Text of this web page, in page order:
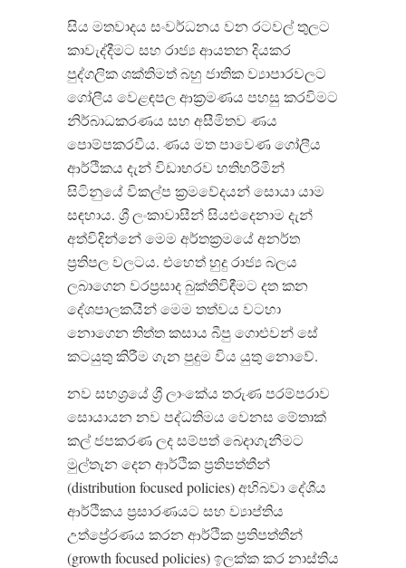
සිය මතවාදය සංවර්ධනය වන රටවල් තුලට
කාවැද්දීමට සහ රාජ්‍ය ආයතන දියකර
‍පුද්ගලික ශක්තිමත් බහු ජාතික ව්‍යාපාරවලට
ගෝලීය වෙළඳපල ආක්‍රමණය පහසු කරවිමට
නිර්බාධකරණය සහ අසීමිතව ණය
පොම්පකරවීය. ණය මත පාවෙණ ගෝලීය
ආර්ථිකය දැන් විඩාභරව හතිහරිමින්
සිටිනුයේ විකල්ප ක්‍රමවේදයන් සොයා යාම
සඳහාය. ශ්‍රී ලංකාවාසීන් සියළුදෙනාම දැන්
අත්විදින්නේ මෙම අර්තක්‍රමයේ අනර්ත
ප්‍රතිපල වලටය. එහෙත් හුදු රාජ්‍ය බලය
ලබාගෙන වරප්‍රසාද බුක්තිවිඳීමට දත කන
දේශපාලකයින් මෙම තත්වය වටහා
නොගෙන තිත්ත කසාය බීපු ගොළුවන් සේ
කටයුතු කිරීම ගැන පුදුම විය යුතු නොවේ.
නව සහශ්‍රයේ ශ්‍රී ලාංකේය තරුණ පරම්පරාව
සොයායන නව පද්ධතිමය වෙනස මේතාක්
කල් ජපකරණ ලද සම්පත් බෙදාගැනීමට
මුල්තැන දෙන ආර්ථික ප්‍රතිපත්තීන්
(distribution focused policies) අභිබවා දේශීය
ආර්ථිකය ප්‍රසාරණයට සහ ව්‍යාප්තිය
උත්ප්‍රේරණය කරන ආර්ථික ප්‍රතිපත්තීන්
(growth focused policies) ඉලක්ක කර නාස්තිය